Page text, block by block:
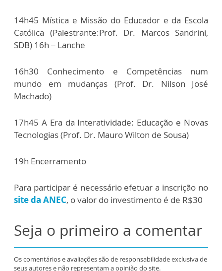
14h45 Mística e Missão do Educador e da Escola
Católica (Palestrante:Prof. Dr. Marcos Sandrini,
SDB) 16h – Lanche
16h30 Conhecimento e Competências num
mundo em mudanças (Prof. Dr. Nilson José
Machado)
17h45 A Era da Interatividade: Educação e Novas
Tecnologias (Prof. Dr. Mauro Wilton de Sousa)
19h Encerramento
Para participar é necessário efetuar a inscrição no
site da ANEC, o valor do investimento é de R$30
Seja o primeiro a comentar
Os comentários e avaliações são de responsabilidade exclusiva de
seus autores e não representam a opinião do site.